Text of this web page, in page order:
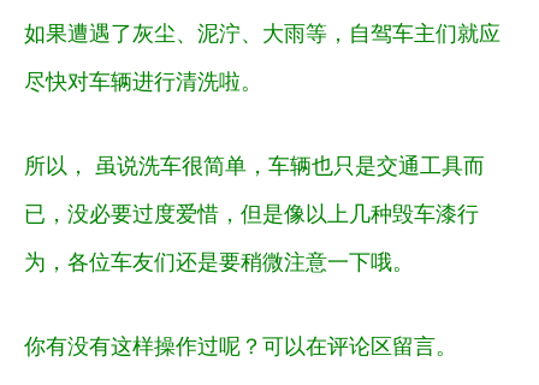
如果遭遇了灰尘、泥泞、大雨等，自驾车主们就应
尽快对车辆进行清洗啦。
所以， 虽说洗车很简单，车辆也只是交通工具而
已，没必要过度爱惜，但是像以上几种毁车漆行
为，各位车友们还是要稍微注意一下哦。
你有没有这样操作过呢？可以在评论区留言。